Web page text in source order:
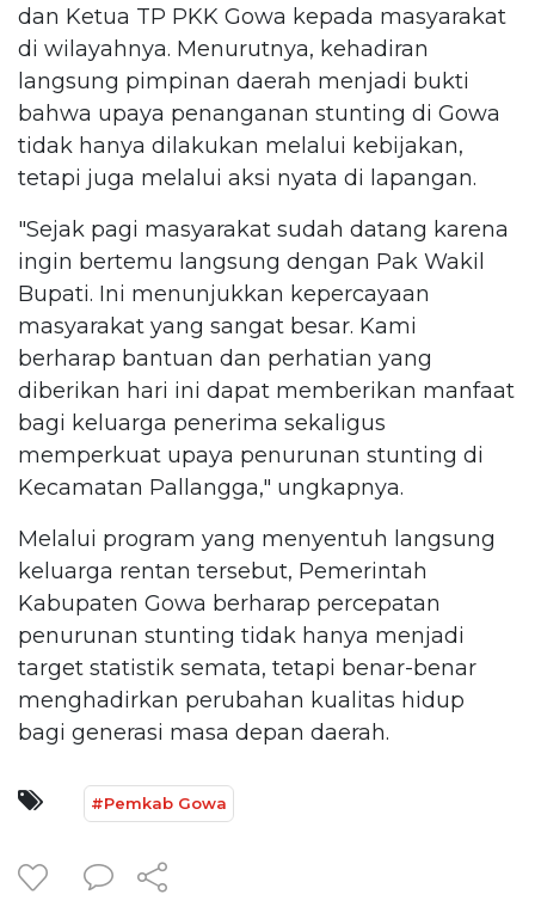
dan Ketua TP PKK Gowa kepada masyarakat
di wilayahnya. Menurutnya, kehadiran
langsung pimpinan daerah menjadi bukti
bahwa upaya penanganan stunting di Gowa
tidak hanya dilakukan melalui kebijakan,
tetapi juga melalui aksi nyata di lapangan.
"Sejak pagi masyarakat sudah datang karena
ingin bertemu langsung dengan Pak Wakil
Bupati. Ini menunjukkan kepercayaan
masyarakat yang sangat besar. Kami
berharap bantuan dan perhatian yang
diberikan hari ini dapat memberikan manfaat
bagi keluarga penerima sekaligus
memperkuat upaya penurunan stunting di
Kecamatan Pallangga," ungkapnya.
Melalui program yang menyentuh langsung
keluarga rentan tersebut, Pemerintah
Kabupaten Gowa berharap percepatan
penurunan stunting tidak hanya menjadi
target statistik semata, tetapi benar-benar
menghadirkan perubahan kualitas hidup
bagi generasi masa depan daerah.
#Pemkab Gowa